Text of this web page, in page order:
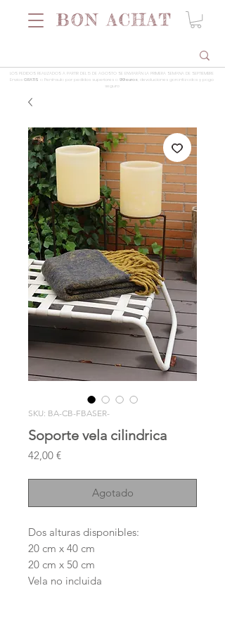
LOS PEDIDOS REALIZADOS A PARTIR DEL 5 DE AGOSTO SE ENVIARÁN LA PRIMERA SEMANA DE SEPTIEMBRE
Envios GRATIS a Península por pedidos superiores a 99 euros , devoluciones garantizadas y pago
seguro
SKU: BA-CB-FBASER-
Soporte vela cilindrica
42,00 €Precio
Agotado
Dos alturas disponibles:
20 cm x 40 cm
20 cm x 50 cm
Vela no incluida